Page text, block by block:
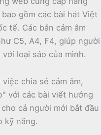
bao gồm các bài hát Việt
tế. Các bản cảm âm
C5, A4, F4, giúp người
loại sáo của mình.
việc chia sẻ cảm âm,
với các bài viết hướng
cả người mới bắt đầu
kỹ năng.